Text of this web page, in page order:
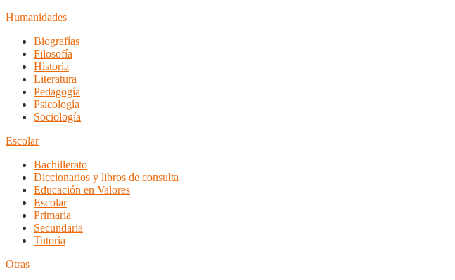
Humanidades
Biografías
Filosofía
Historia
Literatura
Pedagogía
Psicología
Sociología
Escolar
Bachillerato
Diccionarios y libros de consulta
Educación en Valores
Escolar
Primaria
Secundaria
Tutoría
Otras